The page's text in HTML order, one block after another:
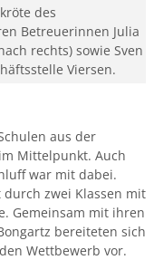
des
Betreuerinnen Julia
rechts) sowie Sven
Viersen.
aus der
Mittelpunkt. Auch
war mit dabei.
zwei Klassen mit
Gemeinsam mit ihren
bereiteten sich
Wettbewerb vor.